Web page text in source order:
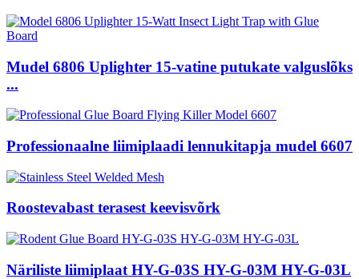
Mudel 6806 Uplighter 15-vatine putukate valguslõks
...
Professionaalne liimiplaadi lennukitapja mudel 6607
Roostevabast terasest keevisvõrk
Näriliste liimiplaat HY-G-03S HY-G-03M HY-G-03L